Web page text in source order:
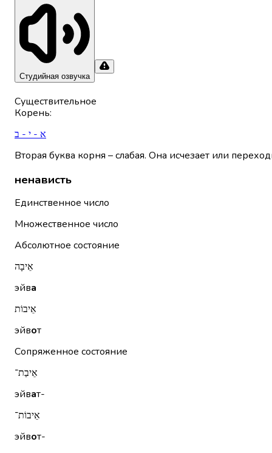
Студийная озвучка
Существительное
Корень:
א - י - ב
Вторая буква корня – слабая. Она исчезает или
ненависть
Единственное число
Множественное число
Абсолютное состояние
אֵיבָה
эйва
אֵיבוֹת
эйвот
Сопряженное состояние
אֵיבַת־
эйват-
אֵיבוֹת־
эйвот-